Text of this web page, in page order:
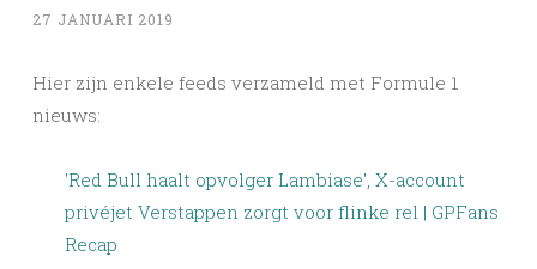
27 JANUARI 2019
Hier zijn enkele feeds verzameld met Formule 1
nieuws:
'Red Bull haalt opvolger Lambiase', X-account
privéjet Verstappen zorgt voor flinke rel | GPFans
Recap